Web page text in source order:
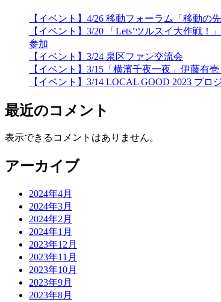
【イベント】4/26 移動フォーラム「移動
【イベント】3/20 「Lets’ツルスイ大作戦
参加
【イベント】3/24 泉区ファン交流会
【イベント】3/15「横濱千夜一夜」伊藤有
【イベント】3/14 LOCAL GOOD 2023 プロ
最近のコメント
表示できるコメントはありません。
アーカイブ
2024年4月
2024年3月
2024年2月
2024年1月
2023年12月
2023年11月
2023年10月
2023年9月
2023年8月